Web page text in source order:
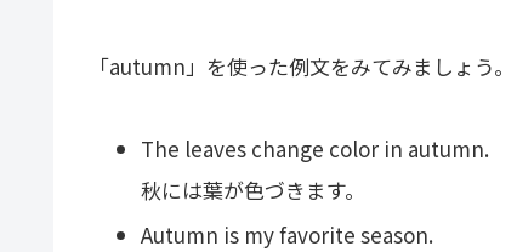
「autumn」を使った例文をみてみましょう。
The leaves change color in autumn.
秋には葉が色づきます。
Autumn is my favorite season.